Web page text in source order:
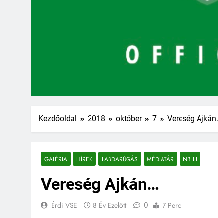
Kezdőoldal 2018 október 7 Vereség
GALÉRIA HÍREK LABDARÚGÁS MÉDIATÁR NB III
Vereség Ajkán…
Érdi VSE 8 Év Ezelőtt 0 7 Perc